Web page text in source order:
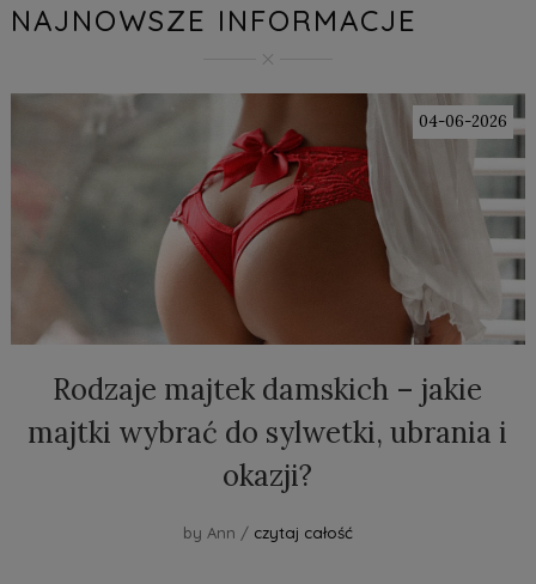
NAJNOWSZE INFORMACJE
04-06-2026
Rodzaje majtek damskich – jakie
majtki wybrać do sylwetki, ubrania i
okazji?
by Ann / czytaj całość